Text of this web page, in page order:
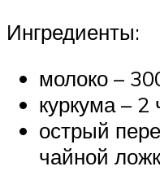
Ингредиенты:
молоко –
куркума – 2
острый
чайной